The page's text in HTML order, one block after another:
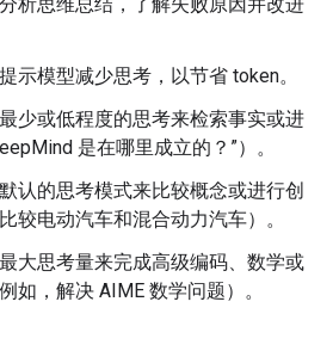
提示模型减少思考，以节省 token。
最少或低程度的思考来检索事实或进
是在哪里成立的？”）。
默认的思考模式来比较概念或进行创
较电动汽车和混合动力汽车）。
最大思考量来完成高级编码、数学或
如，解决 AIME 数学问题）。